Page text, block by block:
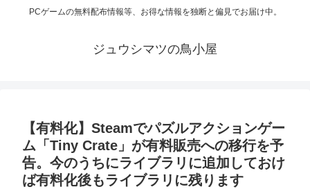
PCゲームの無料配布情報等、お得な情報を独断と偏見でお届け中。
ジュウシマツの鳥小屋
【有料化】Steamでパズルアクションゲー
ム「Tiny Crate」が有料販売への移行を予
告。今のうちにライブラリに追加しておけ
ば有料化後もライブラリに残ります